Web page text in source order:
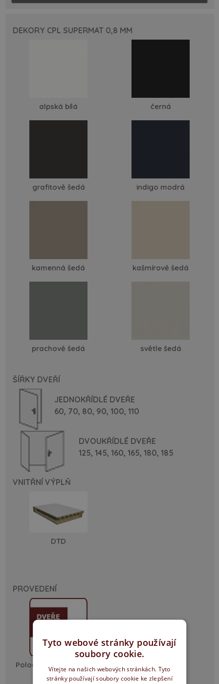
DEKORY CPL SUPERMAT 0,8 MM
alpská bílá černá
grafitově šedá indigo modrá
kamenná šedá kašmírově šedá
prachově šedá světle šedá
ŠÍŘKY DVEŘÍ
JEDNOKŘÍDLÉ DVEŘE
60, 70, 80, 90, 100, 110
DVOUKŘÍDLÉ DVEŘE
125, 145, 160, 165, 180, 185
VNITŘNÍ VÝPLŇ
DTD
PROVEDENÍ
Polodrážka ostrá hrana
Tyto webové stránky používají
soubory cookie.
Vítejte na našich webových stránkách. Tyto
stránky používají soubory cookie ke zlepšení